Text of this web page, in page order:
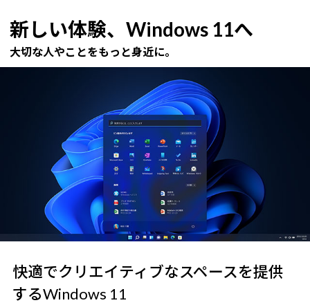
新しい体験、Windows 11へ
大切な人やことをもっと身近に。
快適でクリエイティブなスペースを提供
するWindows 11